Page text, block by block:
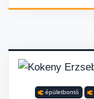
épületbontó